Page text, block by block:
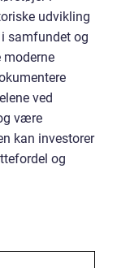
udvikling
samfundet og
moderne
ved
være
kan investorer
og